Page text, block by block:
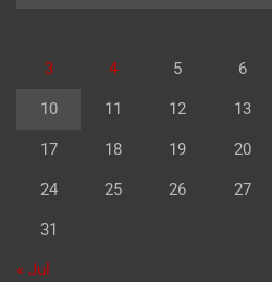
3 4 5 6
10 11 12 13
17 18 19 20
24 25 26 27
31
« Jul